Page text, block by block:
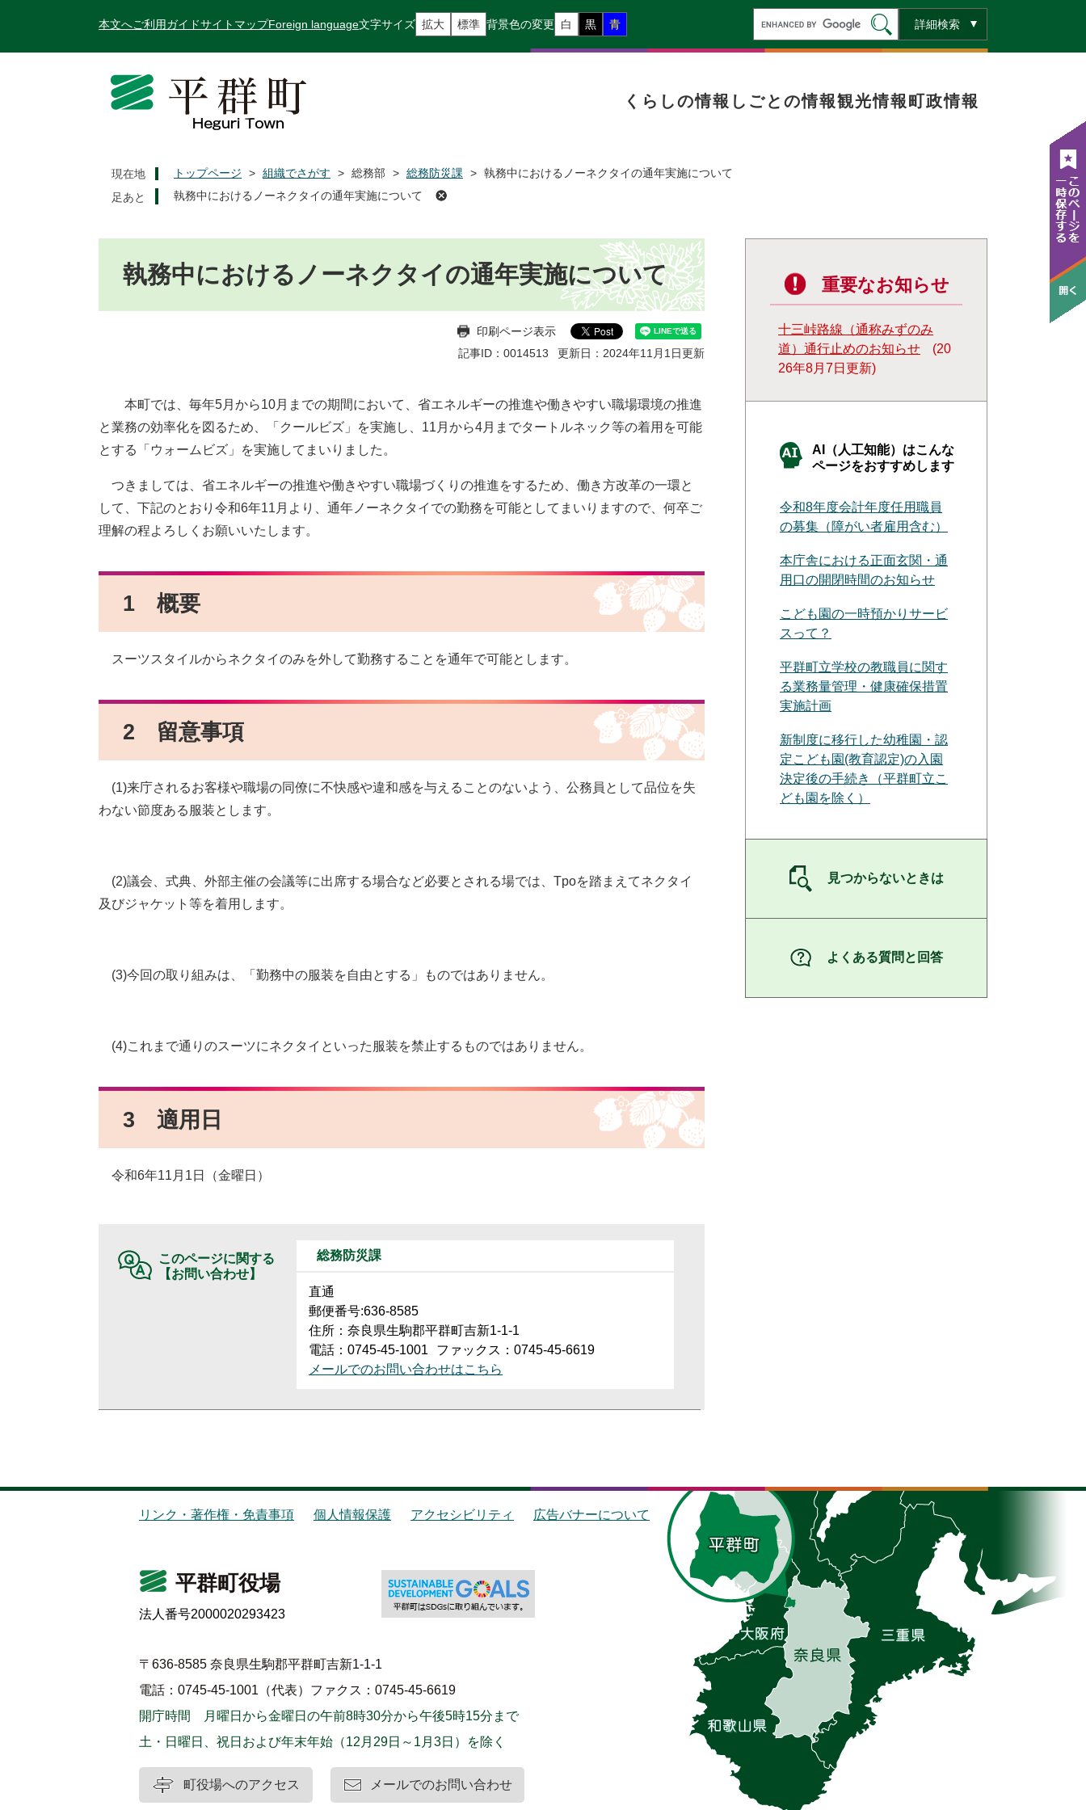
本文へご利用ガイドサイトマップForeign language文字サイズ 拡大 標準 背景色の変更 白 黒 青
ー
ー
詳細検索
くらしの情報 しごとの情報観光情報町政情報
現在地 トップページ > 組織でさがす > 総務部 > 総務防災課 > 執務中におけるノーネクタイの通年実施について
執務中におけるノーネクタイの通年実施について
執務中におけるノーネクタイの通年実施について
印刷ページ表示
記事ID：0014513
更新日：2024年11月1日更新
本町では、毎年5月から10月までの期間において、省エネルギーの推進や働きやすい職場環境の推進
と業務の効率化を図るため、「クールビズ」を実施し、11月から4月までタートルネック等の着用を可能
とする「ウォームビズ」を実施してまいりました。
つきましては、省エネルギーの推進や働きやすい職場づくりの推進をするため、働き方改革の一環と
して、下記のとおり令和6年11月より、通年ノーネクタイでの勤務を可能としてまいりますので、何卒ご
理解の程よろしくお願いいたします。
1 概要
スーツスタイルからネクタイのみを外して勤務することを通年で可能とします。
2 留意事項
(1)来庁されるお客様や職場の同僚に不快感や違和感を与えることのないよう、公務員として品位を失
わない節度ある服装とします。
(2)議会、式典、外部主催の会議等に出席する場合など必要とされる場では、Tpoを踏まえてネクタイ
及びジャケット等を着用します。
(3)今回の取り組みは、「勤務中の服装を自由とする」ものではありません。
(4)これまで通りのスーツにネクタイといった服装を禁止するものではありません。
3 適用日
令和6年11月1日（金曜日）
このページに関する
【お問い合わせ】
総務防災課
直通
郵便番号:636-8585
住所：奈良県生駒郡平群町吉新1-1-1
電話：0745-45-1001
ファックス：0745-45-6619
メールでのお問い合わせはこちら
重要なお知らせ
十三峠路線（通称みずのみ
道）通行止めのお知らせ
20
26年8月7日更新
AI（人工知能）はこんな
ページをおすすめします
令和8年度会計年度任用職員
の募集（障がい者雇用含む）
本庁舎における正面玄関・通
用口の開閉時間のお知らせ
こども園の一時預かりサービ
スって？
平群町立学校の教職員に関す
る業務量管理・健康確保措置
実施計画
新制度に移行した幼稚園・認
定こども園(教育認定)の入園
決定後の手続き（平群町立こ
ども園を除く）
見つからないときは
よくある質問と回答
リンク・著作権・免責事項 個人情報保護 アクセシビリティ 広告バナーについて
平群町役場
法人番号2000020293423
〒636-8585 奈良県生駒郡平群町吉新1-1-1
電話：0745-45-1001（代表） ファクス：0745-45-6619
開庁時間 月曜日から金曜日の午前8時30分から午後5時15分まで
土・日曜日、祝日および年末年始（12月29日～1月3日）を除く
町役場へのアクセス メールでのお問い合わせ